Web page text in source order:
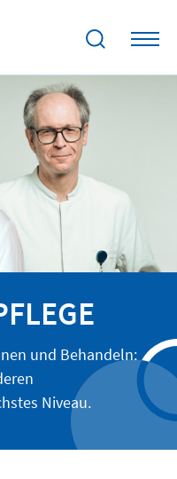
und Behandeln:
Niveau.